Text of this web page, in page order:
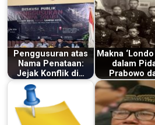
Penggusuran atas
Nama Penataan:
Jejak Konflik di…
Makna
dalam
Prabowo